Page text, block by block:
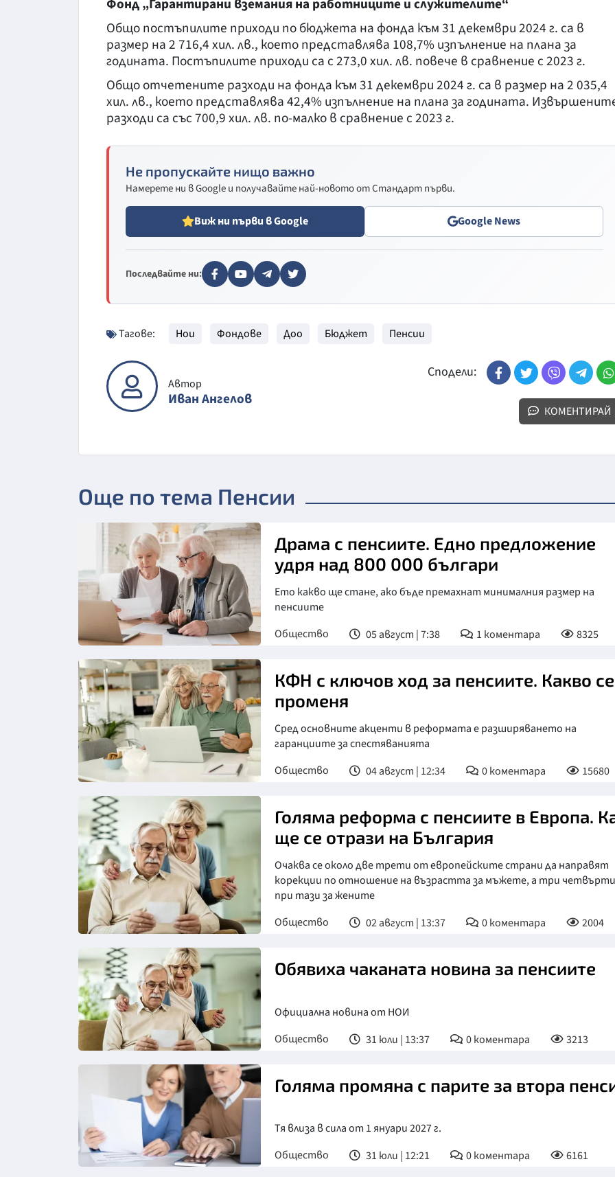
Фонд „Гарантирани вземания на работниците и служителите“
Общо постъпилите приходи по бюджета на фонда към 31 декември 2024 г. са в
размер на 2 716,4 хил. лв., което представлява 108,7% изпълнение на плана за
годината. Постъпилите приходи са с 273,0 хил. лв. повече в сравнение с 2023 г.
Общо отчетените разходи на фонда към 31 декември 2024 г. са в размер на 2 035,4
хил. лв., което представлява 42,4% изпълнение на плана за годината.
разходи са със 700,9 хил. лв. по-малко в сравнение с 2023 г.
Не пропускайте нищо важно
Намерете ни в Google и получавайте най-новото от Стандарт първи.
Виж ни първи в Google Google News
Последвайте ни:
Тагове: Нои Фондове Доо Бюджет Пенсии
Автор
Иван Ангелов
Сподели:
КОМЕНТИРАЙ
Още по тема Пенсии
Драма с пенсиите. Едно предложение
удря над 800 000 българи
Ето какво ще стане, ако бъде премахнат минималния размер на
пенсиите
Общество
05 август | 7:38 1 коментара 8325
Снимка: Фрийпик
КФН с ключов ход за пенсиите. Какво се
променя
Сред основните акценти в реформата е разширяването на
гаранциите за спестяванията
Общество
04 август | 12:34 0коментара 15680
Голяма реформа с пенсиите в Европа.
ще се отрази на България
Очаква се около две трети от европейските страни да направят
корекции по отношение на възрастта за мъжете, а три
при тази за жените
Общество
02 август | 13:37 0коментара 2004
Обявиха чаканата новина за пенсиите
Официална новина от НОИ
Общество
31 юли | 13:37 0коментара 3213
Голяма промяна с парите за втора
Тя влиза в сила от 1 януари 2027 г.
Общество
31 юли | 12:21 0коментара 6161